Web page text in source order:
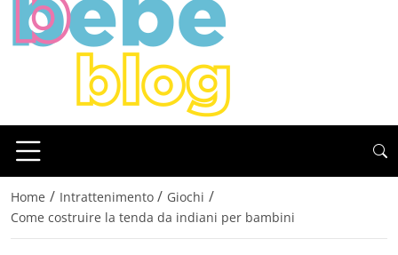
Home / Intrattenimento / Giochi /
Come costruire la tenda da indiani per bambini